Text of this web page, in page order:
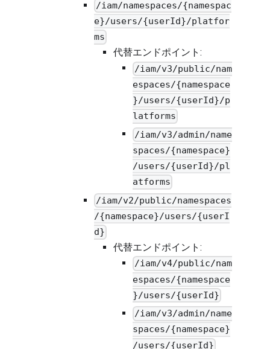
/iam/namespaces/{namespac
e}/users/{userId}/platfor
ms
代替エンドポイント:
/iam/v3/public/nam
espaces/{namespace
}/users/{userId}/p
latforms
/iam/v3/admin/name
spaces/{namespace}
/users/{userId}/pl
atforms
/iam/v2/public/namespaces
/{namespace}/users/{userI
d}
代替エンドポイント:
/iam/v4/public/nam
espaces/{namespace
}/users/{userId}
/iam/v3/admin/name
spaces/{namespace}
/users/{userId}